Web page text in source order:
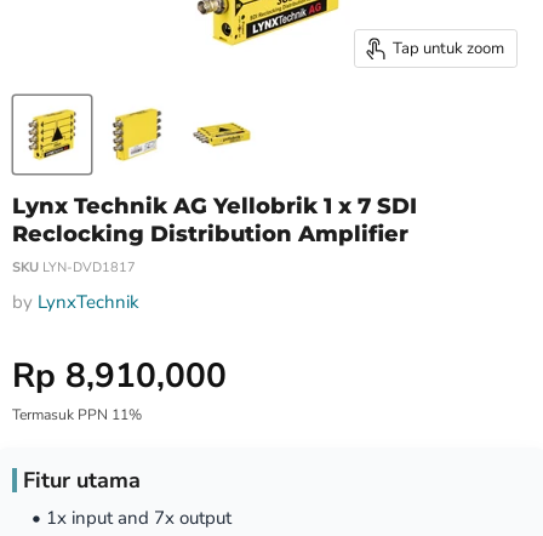
Tap untuk zoom
Lynx Technik AG Yellobrik 1 x 7 SDI
Reclocking Distribution Amplifier
SKU LYN-DVD1817
by LynxTechnik
Harga Special
Rp 8,910,000
Termasuk PPN 11%
Fitur utama
• 1x input and 7x output